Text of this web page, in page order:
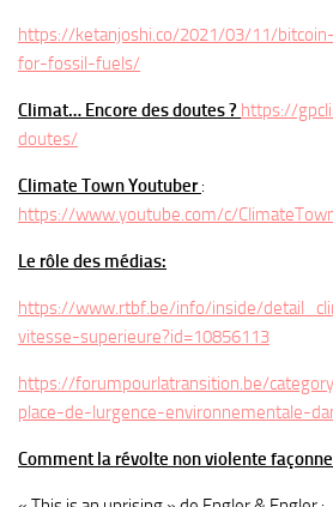
https://ketanjoshi.co/2021/03/11/
for-fossil-fuels/
Climat… Encore des doutes ? https://
doutes/
Climate Town Youtuber:
https://www.youtube.com/c/
Le rôle des médias:
https://www.rtbf.be/info/inside/
vitesse-superieure?id=10856113
https://forumpourlatransition.be/
place-de-lurgence-environnementale-
Comment la révolte non violente